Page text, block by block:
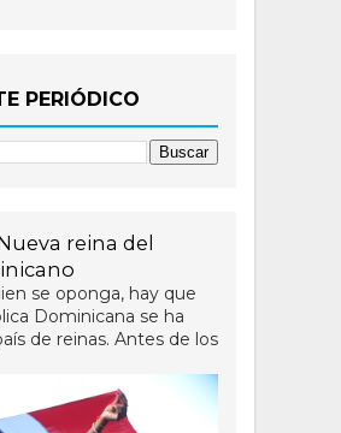
PERIÓDICO
reina del
se oponga, hay que
Dominicana se ha
de reinas. Antes de los